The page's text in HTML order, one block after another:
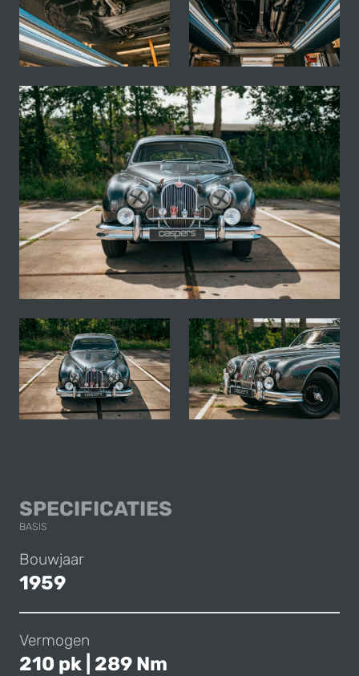
SPECIFICATIES
BASIS
Bouwjaar
1959
Vermogen
210 pk | 289 Nm